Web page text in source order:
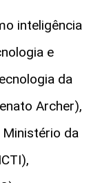
inteligência
e
da
Archer),
Ministério da